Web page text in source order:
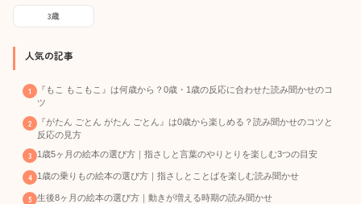
3歳
人気の記事
『もこ もこもこ』は何歳から？0歳・1歳の反応に合わせた読み聞かせのコ
ツ
『がたん ごとん がたん ごとん』は0歳から楽しめる？読み聞かせのコツと
反応の見方
1歳5ヶ月の絵本の選び方｜指さしと言葉のやりとりを楽しむ3つの目安
1歳の乗りもの絵本の選び方｜指さしとことばを楽しむ読み聞かせ
生後8ヶ月の絵本の選び方｜動きが増える時期の読み聞かせ